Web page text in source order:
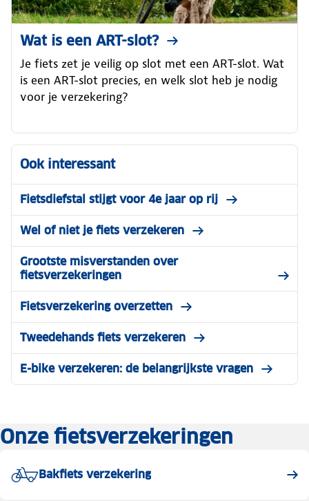
Wat is een ART-slot?
Je fiets zet je veilig op slot met een ART-slot. Wat
is een ART-slot precies, en welk slot heb je nodig
voor je verzekering?
Ook interessant
Fietsdiefstal stijgt voor 4e jaar op rij
Wel of niet je fiets verzekeren
Grootste misverstanden over
fietsverzekeringen
Fietsverzekering overzetten
Tweedehands fiets verzekeren
E-bike verzekeren: de belangrijkste vragen
Onze fietsverzekeringen
Bakfiets verzekering